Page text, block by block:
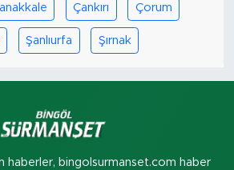
Çankırı Çorum
Şanlıurfa Şırnak
haberler, bingolsurmanset.com haber